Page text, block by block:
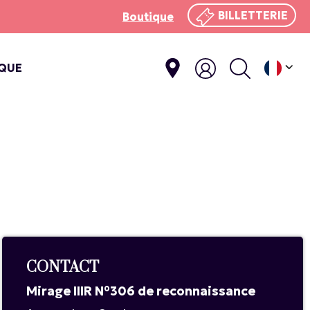
Boutique BILLETTERIE
CONTACT
Mirage IIIR N°306 de reconnaissance